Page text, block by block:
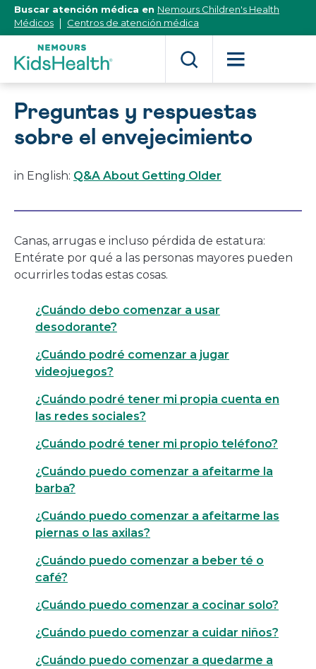
[Skip
Content]
Buscar atención médica en Nemours Children's Health
Médicos
Centros de atención médica
Preguntas y respuestas
sobre el envejecimiento
in English: Q&A About Getting Older
Canas, arrugas e incluso pérdida de estatura:
Entérate por qué a las personas mayores pueden
ocurrirles todas estas cosas.
¿Cuándo debo comenzar a usar
desodorante?
¿Cuándo podré comenzar a jugar
videojuegos?
¿Cuándo podré tener mi propia cuenta en
las redes sociales?
¿Cuándo podré tener mi propio teléfono?
¿Cuándo puedo comenzar a afeitarme la
barba?
¿Cuándo puedo comenzar a afeitarme las
piernas o las axilas?
¿Cuándo puedo comenzar a beber té o
café?
¿Cuándo puedo comenzar a cocinar solo?
¿Cuándo puedo comenzar a cuidar niños?
¿Cuándo puedo comenzar a quedarme a